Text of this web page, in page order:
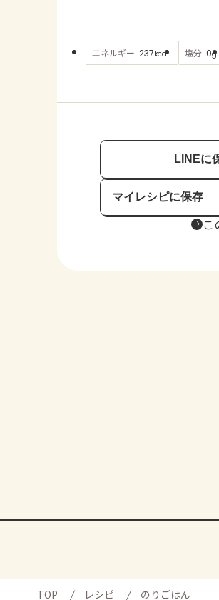
エネルギー 237kcal 塩分 0g
LINEに
マイレシピに保存
保存済み
こ
TOP レシピ のりごはん